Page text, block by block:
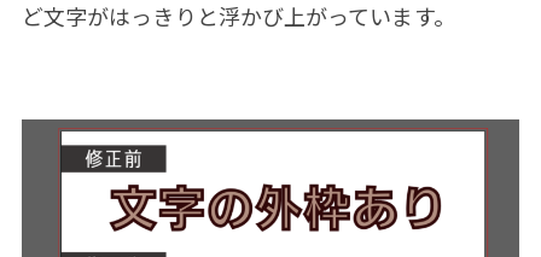
ど文字がはっきりと浮かび上がっています。